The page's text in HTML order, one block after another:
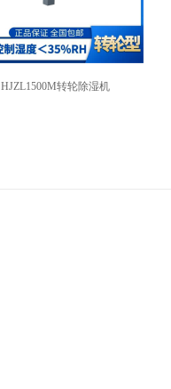
HJZL1500M转轮除湿机